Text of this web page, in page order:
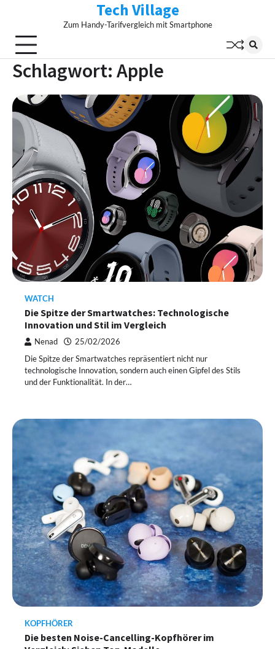
content
Tech Village
Zum Handy-Tarifvergleich mit Smartphone
Schlagwort: Apple
WATCH
Die Spitze der Smartwatches: Technologische
Innovation und Stil im Vergleich
Nenad 25/02/2026
Die Spitze der Smartwatches repräsentiert nicht nur
technologische Innovation, sondern auch einen Gipfel des Stils
und der Funktionalität. In der…
KOPFHÖRER
Die besten Noise-Cancelling-Kopfhörer im